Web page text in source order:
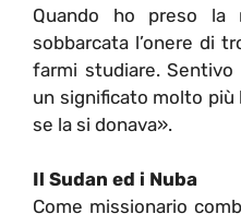
Quando ho preso
sobbarcata l’onere di
farmi studiare.
un significato molto più
se la si donava».
Il Sudan ed i Nuba
Come missionario